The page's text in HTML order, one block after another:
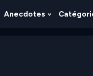
Show
Anecdotes
Show